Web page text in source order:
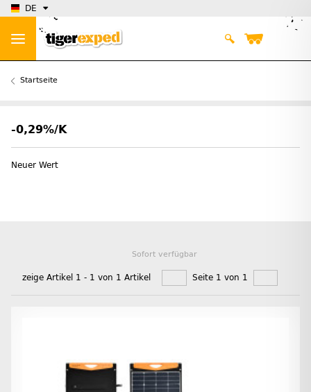
DE
Startseite
-0,29%/K
Neuer Wert
Sofort verfügbar
zeige Artikel 1 - 1 von 1 Artikel Seite 1 von 1